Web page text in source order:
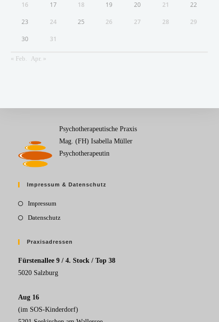
16 17 18 19 20 21 22
23 24 25 26 27 28 29
30 31
« Feb. Apr. »
Psychotherapeutische Praxis
Mag. (FH) Isabella Müller
Psychotherapeutin
Impressum & Datenschutz
Impressum
Datenschutz
Praxisadressen
Fürstenallee 9 / 4. Stock / Top 38
5020 Salzburg
Aug 16
(im SOS-Kinderdorf)